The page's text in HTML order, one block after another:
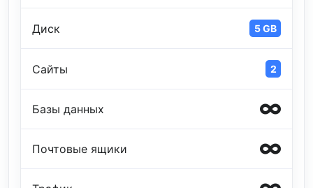
Диск 5 GB
Сайты 2
Базы данных
Почтовые ящики